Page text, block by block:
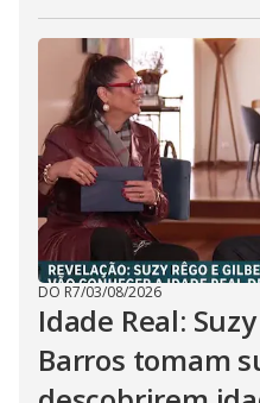
DO R7/03/08/2026
Idade Real:
Barros tomam